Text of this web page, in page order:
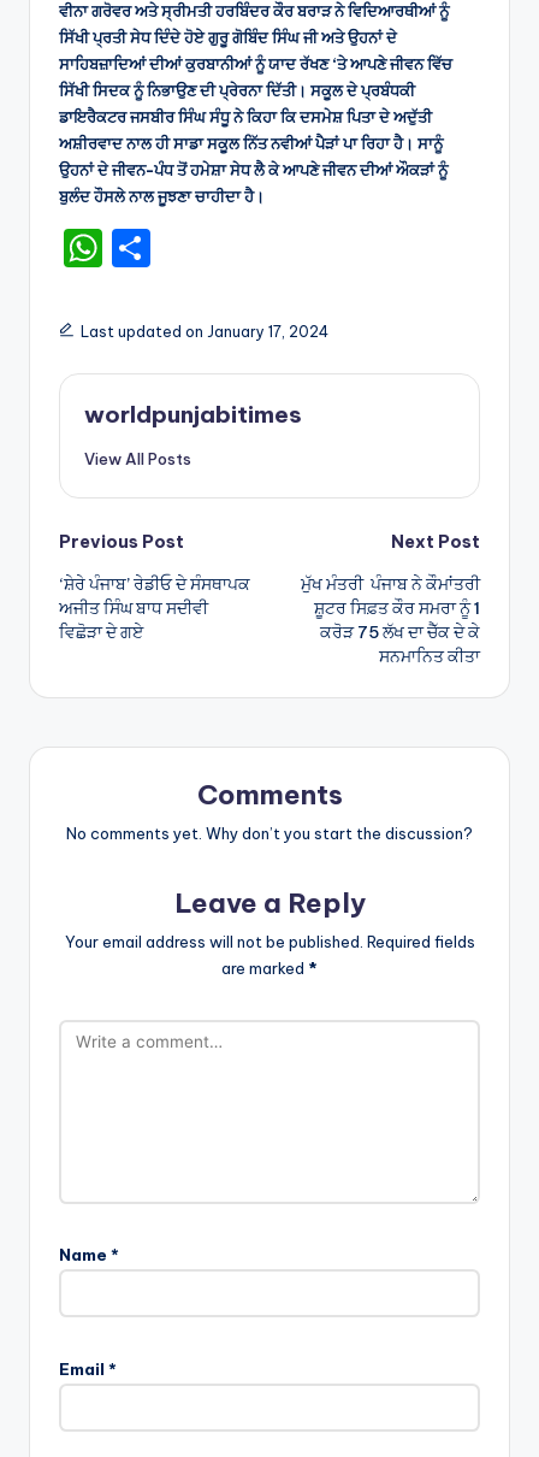
ਵੀਨਾ ਗਰੋਵਰ ਅਤੇ ਸ੍ਰੀਮਤੀ ਹਰਬਿੰਦਰ ਕੌਰ ਬਰਾੜ ਨੇ ਵਿਦਿਆਰਥੀਆਂ ਨੂੰ
ਸਿੱਖੀ ਪ੍ਰਤੀ ਸੇਧ ਦਿੰਦੇ ਹੋਏ ਗੁਰੂ ਗੋਬਿੰਦ ਸਿੰਘ ਜੀ ਅਤੇ ਉਹਨਾਂ ਦੇ
ਸਾਹਿਬਜ਼ਾਦਿਆਂ ਦੀਆਂ ਕੁਰਬਾਨੀਆਂ ਨੂੰ ਯਾਦ ਰੱਖਣ ‘ਤੇ ਆਪਣੇ ਜੀਵਨ ਵਿੱਚ
ਸਿੱਖੀ ਸਿਦਕ ਨੂੰ ਨਿਭਾਉਣ ਦੀ ਪ੍ਰੇਰਨਾ ਦਿੱਤੀ। ਸਕੂਲ ਦੇ ਪ੍ਰਬੰਧਕੀ
ਡਾਇਰੈਕਟਰ ਜਸਬੀਰ ਸਿੰਘ ਸੰਧੂ ਨੇ ਕਿਹਾ ਕਿ ਦਸਮੇਸ਼ ਪਿਤਾ ਦੇ ਅਦੁੱਤੀ
ਅਸ਼ੀਰਵਾਦ ਨਾਲ ਹੀ ਸਾਡਾ ਸਕੂਲ ਨਿੱਤ ਨਵੀਆਂ ਪੈੜਾਂ ਪਾ ਰਿਹਾ ਹੈ। ਸਾਨੂੰ
ਉਹਨਾਂ ਦੇ ਜੀਵਨ-ਪੰਧ ਤੋਂ ਹਮੇਸ਼ਾ ਸੇਧ ਲੈ ਕੇ ਆਪਣੇ ਜੀਵਨ ਦੀਆਂ ਔਕੜਾਂ ਨੂੰ
ਬੁਲੰਦ ਹੌਸਲੇ ਨਾਲ ਜੂਝਣਾ ਚਾਹੀਦਾ ਹੈ।
W
a
ts
A
p
ar
e
Last updated on January 17, 2024
worldpunjabitimes
View All Posts
Post
navigation
Previous Post
‘ਸ਼ੇਰੇ ਪੰਜਾਬ’ ਰੇਡੀਓ ਦੇ ਸੰਸਥਾਪਕ
ਅਜੀਤ ਸਿੰਘ ਬਾਧ ਸਦੀਵੀ
ਵਿਛੋੜਾ ਦੇ ਗਏ
Next Post
ਮੁੱਖ ਮੰਤਰੀ ਪੰਜਾਬ ਨੇ ਕੌਮਾਂਤਰੀ
ਸ਼ੂਟਰ ਸਿਫ਼ਤ ਕੌਰ ਸਮਰਾ ਨੂੰ 1
ਕਰੋੜ 75 ਲੱਖ ਦਾ ਚੈੱਕ ਦੇ ਕੇ
ਸਨਮਾਨਿਤ ਕੀਤਾ
Comments
No comments yet. Why don’t you start the discussion?
Leave a Reply
Your email address will not be published. Required fields
are marked *
Name *
Email *